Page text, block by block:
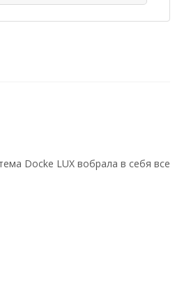
Docke LUX вобрала в себя все